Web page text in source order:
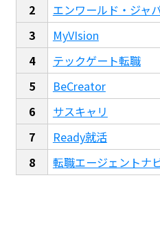
エンワールド・ジャ
MyVIsion
テックゲート転職
BeCreator
サスキャリ
Ready就活
転職エージェントナ